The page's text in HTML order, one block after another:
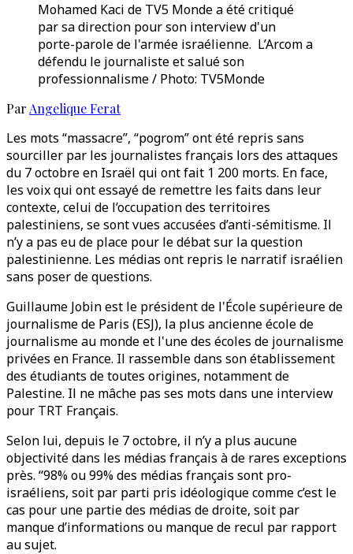
Mohamed Kaci de TV5 Monde a été critiqué
par sa direction pour son interview d'un
porte-parole de l'armée israélienne. L’Arcom a
défendu le journaliste et salué son
professionnalisme / Photo: TV5Monde
Par Angelique Ferat
Les mots “massacre”, “pogrom” ont été repris sans
sourciller par les journalistes français lors des attaques
du 7 octobre en Israël qui ont fait 1 200 morts. En face,
les voix qui ont essayé de remettre les faits dans leur
contexte, celui de l’occupation des territoires
palestiniens, se sont vues accusées d’anti-sémitisme. Il
n’y a pas eu de place pour le débat sur la question
palestinienne. Les médias ont repris le narratif israélien
sans poser de questions.
Guillaume Jobin est le président de l'École supérieure de
journalisme de Paris (ESJ), la plus ancienne école de
journalisme au monde et l'une des écoles de journalisme
privées en France. Il rassemble dans son établissement
des étudiants de toutes origines, notamment de
Palestine. Il ne mâche pas ses mots dans une interview
pour TRT Français.
Selon lui, depuis le 7 octobre, il n’y a plus aucune
objectivité dans les médias français à de rares exceptions
près. “98% ou 99% des médias français sont pro-
israéliens, soit par parti pris idéologique comme c’est le
cas pour une partie des médias de droite, soit par
manque d’informations ou manque de recul par rapport
au sujet.